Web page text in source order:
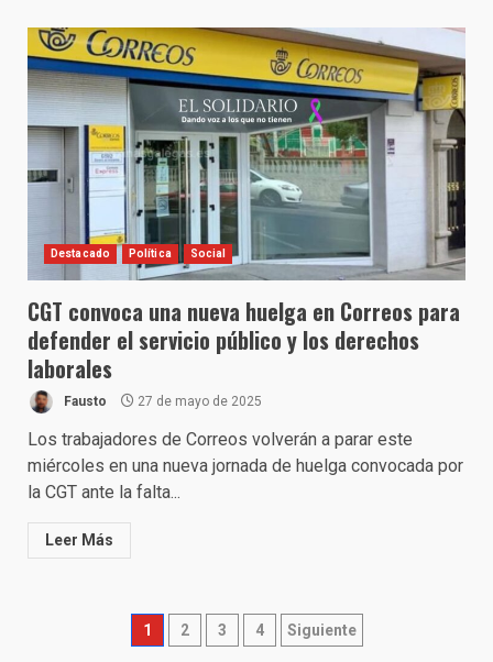
Destacado Política Social
CGT convoca una nueva huelga en Correos para
defender el servicio público y los derechos
laborales
Fausto 27 de mayo de 2025
Los trabajadores de Correos volverán a parar este
miércoles en una nueva jornada de huelga convocada por
la CGT ante la falta...
Leer Más
Paginación
1 2 3 4 Siguiente